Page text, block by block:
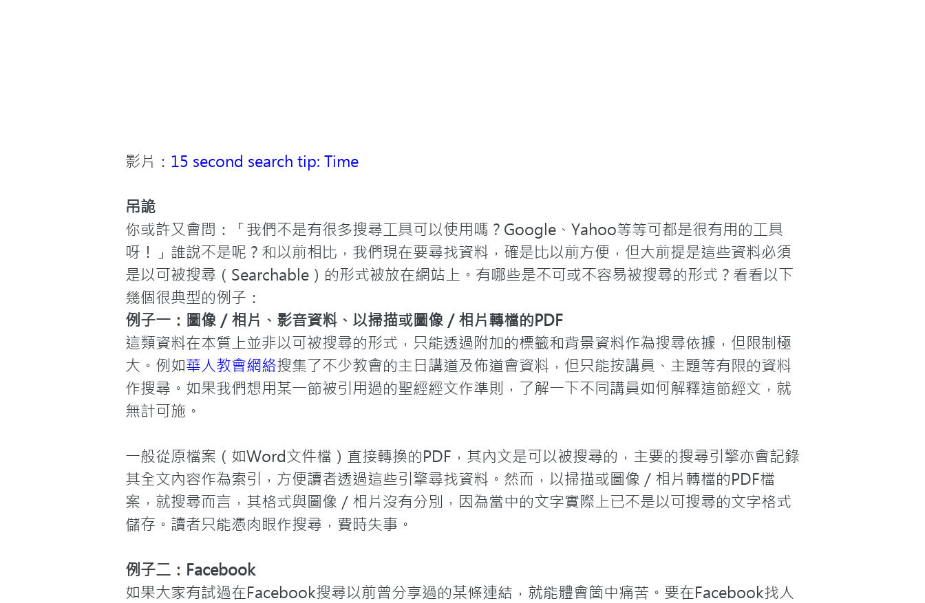
影片： 15 second search tip: Time
吊詭
你或許又會問：「我們不是有很多搜尋工具可以使用嗎？Google、Yahoo等等可都是很有用的工具
呀！」誰說不是呢？和以前相比，我們現在要尋找資料，確是比以前方便，但大前提是這些資料必須
是以可被搜尋（Searchable）的形式被放在網站上。有哪些是不可或不容易被搜尋的形式？看看以下
幾個很典型的例子：
例子一：圖像／相片、影音資料、以掃描或圖像／相片轉檔的PDF
這類資料在本質上並非以可被搜尋的形式，只能透過附加的標籤和背景資料作為搜尋依據，但限制極
大。例如華人教會網絡搜集了不少教會的主日講道及佈道會資料，但只能按講員、主題等有限的資料
作搜尋。如果我們想用某一節被引用過的聖經經文作準則，了解一下不同講員如何解釋這節經文，就
無計可施。
一般從原檔案（如Word文件檔）直接轉換的PDF，其內文是可以被搜尋的，主要的搜尋引擎亦會記錄
其全文內容作為索引，方便讀者透過這些引擎尋找資料。然而，以掃描或圖像／相片轉檔的PDF檔
案，就搜尋而言，其格式與圖像／相片沒有分別，因為當中的文字實際上已不是以可搜尋的文字格式
儲存。讀者只能憑肉眼作搜尋，費時失事。
例子二：Facebook
如果大家有試過在Facebook搜尋以前曾分享過的某條連結，就能體會箇中痛苦。要在Facebook找人